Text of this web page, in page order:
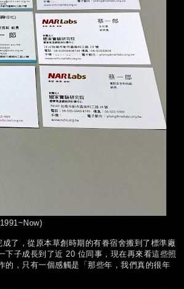
了，從原本草創時期的有眷宿舍搬到了標準廠
下子成長到了近 20 位同事，現在再來看這些照
的，只有一個感觸是「那些年，我們真的很年